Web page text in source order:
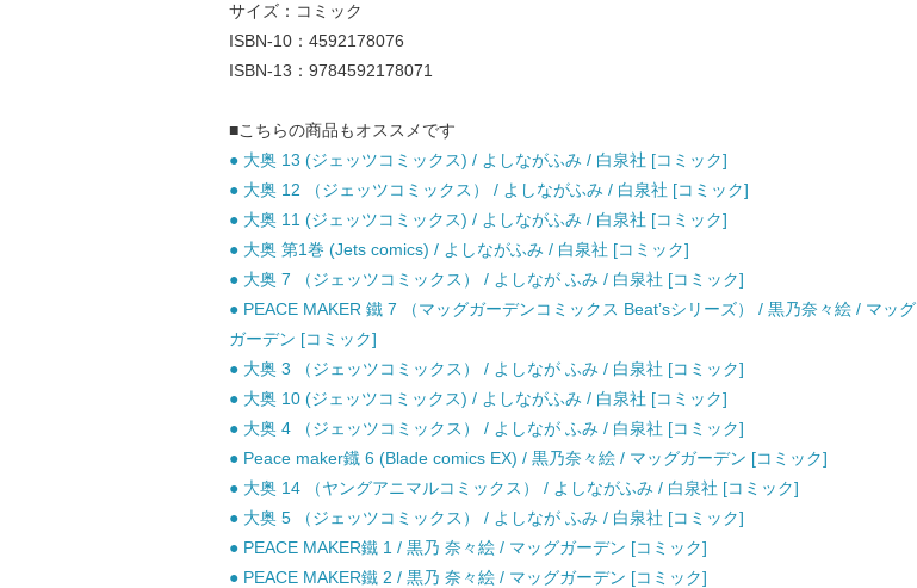
サイズ：コミック
ISBN-10：4592178076
ISBN-13：9784592178071
■こちらの商品もオススメです
● 大奥 13 (ジェッツコミックス) / よしながふみ / 白泉社 [コミック]
● 大奥 12 （ジェッツコミックス） / よしながふみ / 白泉社 [コミック]
● 大奥 11 (ジェッツコミックス) / よしながふみ / 白泉社 [コミック]
● 大奥 第1巻 (Jets comics) / よしながふみ / 白泉社 [コミック]
● 大奥 7 （ジェッツコミックス） / よしなが ふみ / 白泉社 [コミック]
● PEACE MAKER 鐵 7 （マッグガーデンコミックス Beat’sシリーズ） / 黒乃奈々絵 / マッグ
ガーデン [コミック]
● 大奥 3 （ジェッツコミックス） / よしなが ふみ / 白泉社 [コミック]
● 大奥 10 (ジェッツコミックス) / よしながふみ / 白泉社 [コミック]
● 大奥 4 （ジェッツコミックス） / よしなが ふみ / 白泉社 [コミック]
● Peace maker鐡 6 (Blade comics EX) / 黒乃奈々絵 / マッグガーデン [コミック]
● 大奥 14 （ヤングアニマルコミックス） / よしながふみ / 白泉社 [コミック]
● 大奥 5 （ジェッツコミックス） / よしなが ふみ / 白泉社 [コミック]
● PEACE MAKER鐵 1 / 黒乃 奈々絵 / マッグガーデン [コミック]
● PEACE MAKER鐵 2 / 黒乃 奈々絵 / マッグガーデン [コミック]